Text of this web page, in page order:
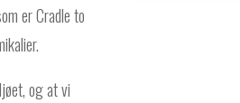
er Cradle to
og at vi